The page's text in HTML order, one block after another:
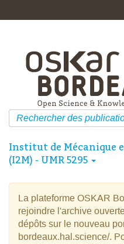
Institut de Mécanique
(I2M) - UMR 5295
La plateforme OSKAR
rejoindre l'archive
dépôts sur le nouveau
bordeaux.hal.science/.